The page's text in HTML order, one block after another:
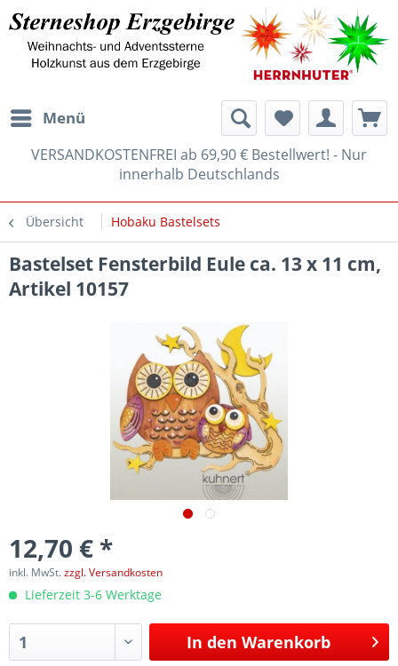
Menü
VERSANDKOSTENFREI ab 69,90 € Bestellwert! - Nur
innerhalb Deutschlands
Übersicht Hobaku Bastelsets
Bastelset Fensterbild Eule ca. 13 x 11 cm,
Artikel 10157
12,70 € *
inkl. MwSt.zzgl. Versandkosten
Lieferzeit 3-6 Werktage
In den Warenkorb